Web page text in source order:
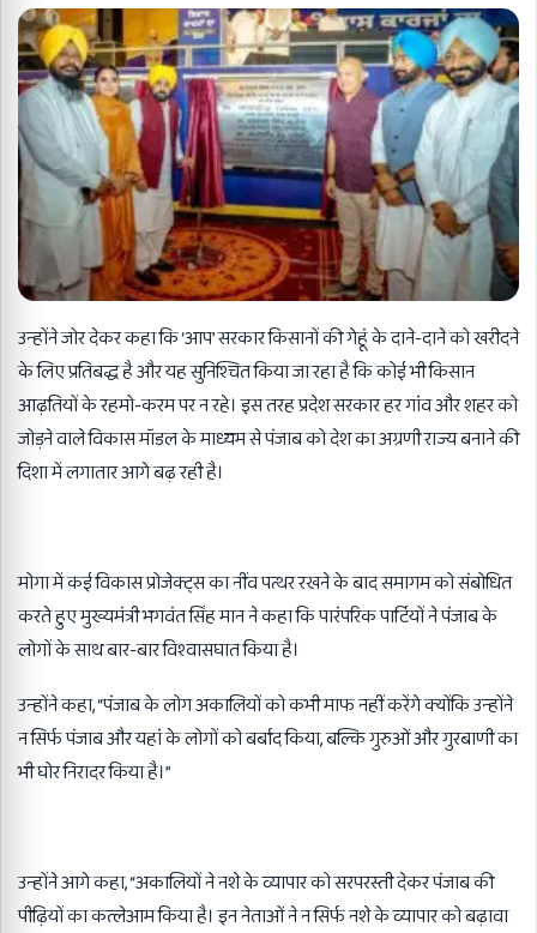
उन्होंने जोर देकर कहा कि ‘आप’ सरकार किसानों की गेहूं के दाने-दाने को खरीदने
के लिए प्रतिबद्ध है और यह सुनिश्चित किया जा रहा है कि कोई भी किसान
आढ़तियों के रहमो-करम पर न रहे। इस तरह प्रदेश सरकार हर गांव और शहर को
जोड़ने वाले विकास मॉडल के माध्यम से पंजाब को देश का अग्रणी राज्य बनाने की
दिशा में लगातार आगे बढ़ रही है।
मोगा में कई विकास प्रोजेक्ट्स का नींव पत्थर रखने के बाद समागम को संबोधित
करते हुए मुख्यमंत्री भगवंत सिंह मान ने कहा कि पारंपरिक पार्टियों ने पंजाब के
लोगों के साथ बार-बार विश्वासघात किया है।
उन्होंने कहा, “पंजाब के लोग अकालियों को कभी माफ नहीं करेंगे क्योंकि उन्होंने
न सिर्फ पंजाब और यहां के लोगों को बर्बाद किया,बल्कि गुरुओं और गुरबाणी का
भी घोर निरादर किया है।”
उन्होंने आगे कहा, “अकालियों ने नशे के व्यापार को सरपरस्ती देकर पंजाब की
पीढ़ियों का कत्लेआम किया है। इन नेताओं ने न सिर्फ नशे के व्यापार को बढ़ावा